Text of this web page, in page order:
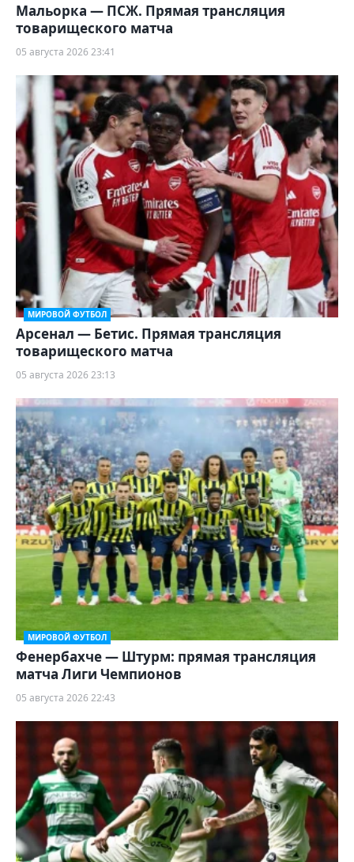
Мальорка — ПСЖ. Прямая трансляция
товарищеского матча
05 августа 2026 23:41
МИРОВОЙ ФУТБОЛ
Арсенал — Бетис. Прямая трансляция
товарищеского матча
05 августа 2026 23:13
МИРОВОЙ ФУТБОЛ
Фенербахче — Штурм: прямая трансляция
матча Лиги Чемпионов
05 августа 2026 22:43